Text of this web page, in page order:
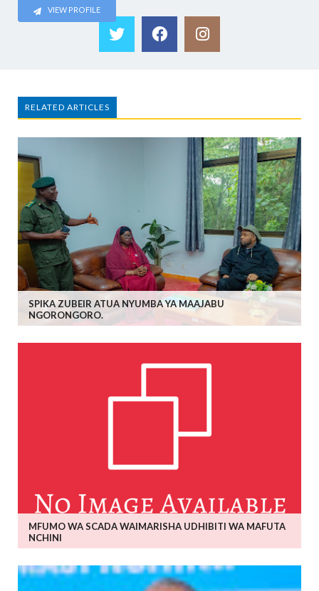
VIEW PROFILE
RELATED ARTICLES
SPIKA ZUBEIR ATUA NYUMBA YA MAAJABU
NGORONGORO.
MFUMO WA SCADA WAIMARISHA UDHIBITI WA MAFUTA
NCHINI